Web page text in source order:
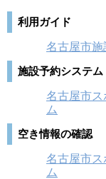
利用ガイド
名古屋市施
施設予約システム
名古屋市
ム
空き情報の確認
名古屋市
ム